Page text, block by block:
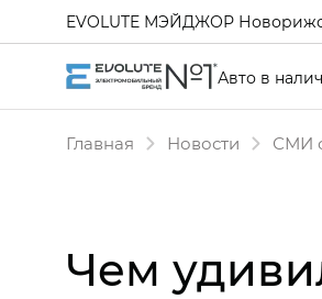
EVOLUTE МЭЙДЖОР
Авто в
Главная Новости СМИ
Чем